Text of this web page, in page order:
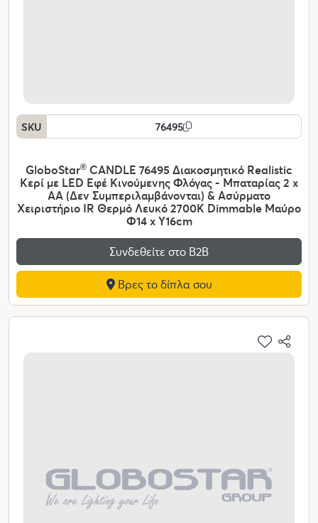
SKU 76495
GloboStar® CANDLE 76495 Διακοσμητικό Realistic
Κερί με LED Εφέ Κινούμενης Φλόγας - Μπαταρίας 2 x
AA (Δεν Συμπεριλαμβάνονται) & Ασύρματο
Χειριστήριο IR Θερμό Λευκό 2700K Dimmable Μαύρο
Φ14 x Υ16cm
Συνδεθείτε στο Β2Β
Βρες το δίπλα σου